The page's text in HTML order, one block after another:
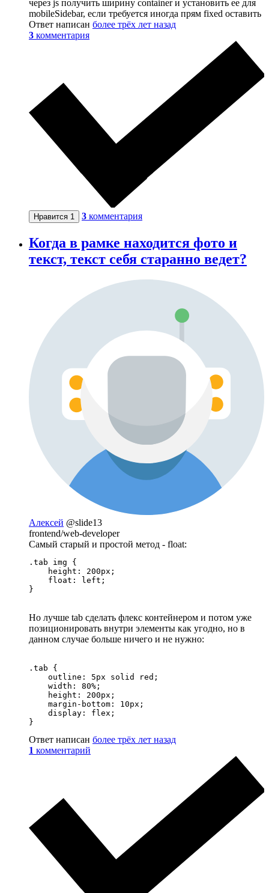
через js получить ширину container и установить ее для
mobileSidebar, если требуется иногда прям fixed оставить
Ответ написан более трёх лет назад
3 комментария
Нравится 1 3 комментария
Когда в рамке находится фото и
текст, текст себя старанно ведет?
Алексей @slide13
frontend/web-developer
Самый старый и простой метод - float:
.tab img {
    height: 200px;
    float: left;
}
Но лучше tab сделать флекс контейнером и потом уже
позиционировать внутри элементы как угодно, но в
данном случае больше ничего и не нужно:
.tab {
    outline: 5px solid red;
    width: 80%;
    height: 200px;
    margin-bottom: 10px;
    display: flex;
}
Ответ написан более трёх лет назад
1 комментарий